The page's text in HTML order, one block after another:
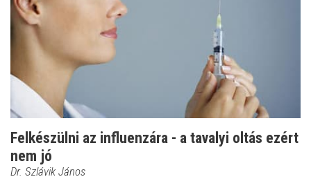
Felkészülni az influenzára - a tavalyi oltás ezért
nem jó
Dr. Szlávik János